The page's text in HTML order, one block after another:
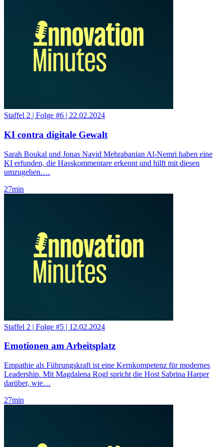
Staffel 2 | Folge #6 | 22.02.2024
KI contra digitale Gewalt
Sarah Boukal und Jonas Navid Mehrabanian Al-Nemri haben eine
KI erfunden, die Hasskommentare erkennt und hilft mit diesen
umzugehen.…
27min
Staffel 2 | Folge #5 | 12.02.2024
Emotionen am Arbeitsplatz
Empathie als Führungskraft ist eine Kernkompetenz für modernes
Leadership. Mit Magdalena Rogl spricht die Host Sabrina Harper
darüber, wie…
27min